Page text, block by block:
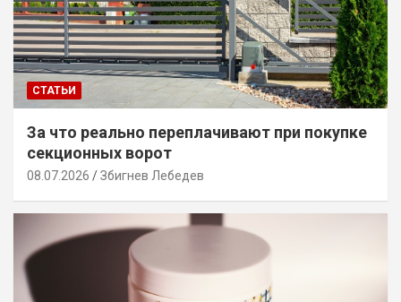
СТАТЬИ
За что реально переплачивают при покупке
секционных ворот
08.07.2026 Збигнев Лебедев